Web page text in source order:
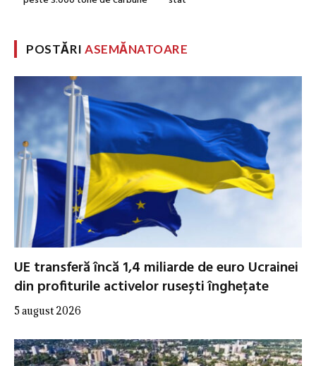
POSTĂRIASEMĂNATOARE
UE transferă încă 1,4 miliarde de euro Ucrainei
din profiturile activelor rusești înghețate
5 august 2026